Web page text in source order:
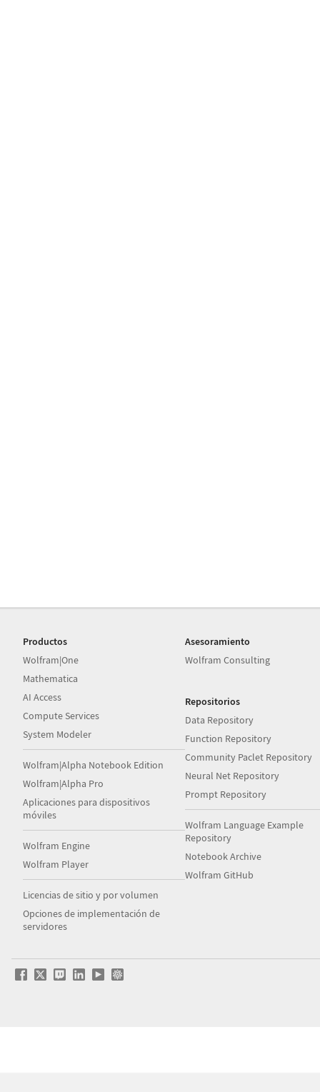
Productos
Wolfram|One
Mathematica
AI Access
Compute Services
System Modeler
Wolfram|Alpha Notebook Edition
Wolfram|Alpha Pro
Aplicaciones para dispositivos
móviles
Wolfram Engine
Wolfram Player
Licencias de sitio y por volumen
Opciones de implementación de
servidores
Asesoramiento
Wolfram Consulting
Repositorios
Data Repository
Function Repository
Community Paclet Repository
Neural Net Repository
Prompt Repository
Wolfram Language Example
Repository
Notebook Archive
Wolfram GitHub